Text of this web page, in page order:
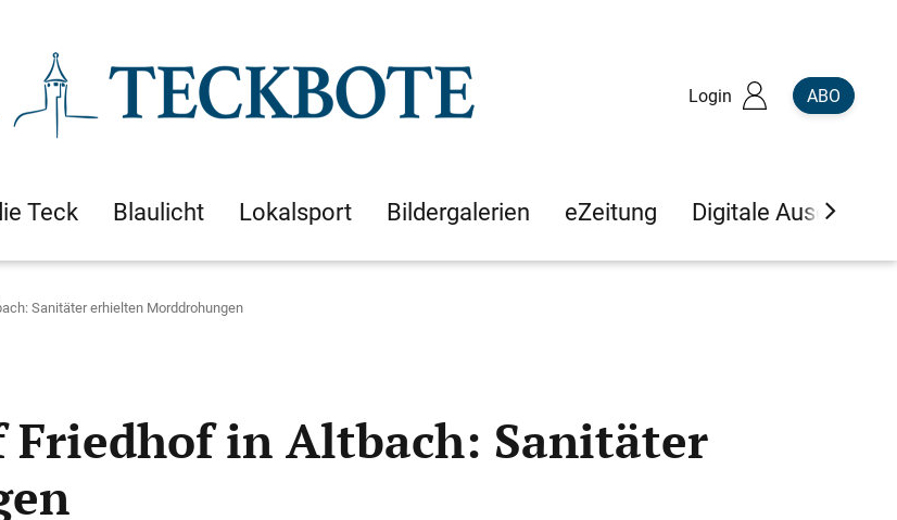
Login ABO
Teck Blaulicht Lokalsport Bildergalerien eZeitung Digitale Ausgaben
Sanitäter erhielten Morddrohungen
Friedhof in Altbach: Sanitäter